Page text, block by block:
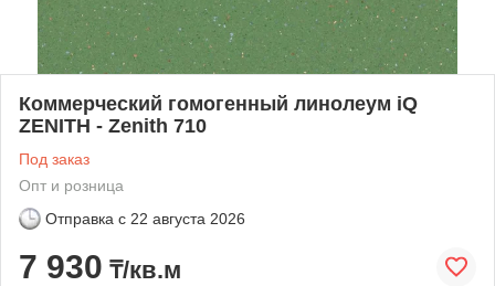
Коммерческий гомогенный линолеум iQ
ZENITH - Zenith 710
Под заказ
Опт и розница
Отправка с 22 августа 2026
7 930 ₸/кв.м